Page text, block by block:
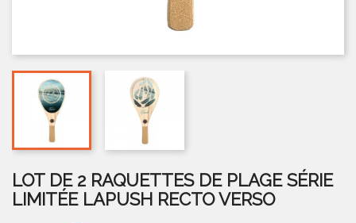
LOT DE 2 RAQUETTES DE PLAGE SÉRIE
LIMITÉE LAPUSH RECTO VERSO